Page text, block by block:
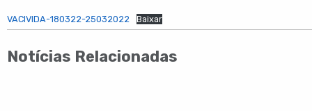
VACIVIDA-180322-25032022 Baixar
Notícias Relacionadas